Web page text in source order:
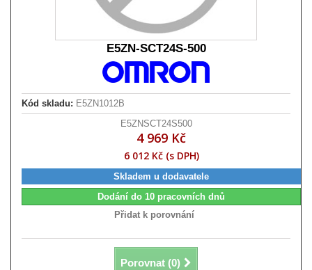
E5ZN-SCT24S-500
Kód skladu: E5ZN1012B
E5ZNSCT24S500
4 969 Kč
6 012 Kč (s DPH)
Skladem u dodavatele
Dodání do 10 pracovních dnů
Přidat k porovnání
Porovnat (0)